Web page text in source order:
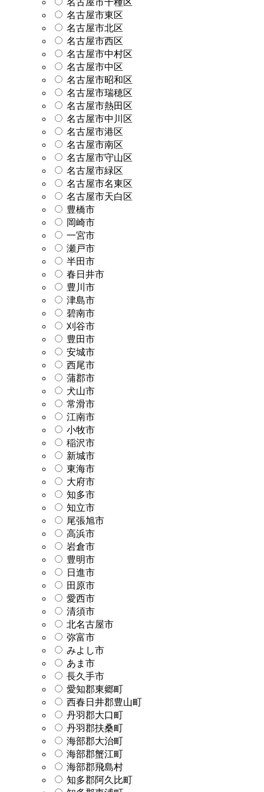
名古屋市東区
名古屋市北区
名古屋市西区
名古屋市中村区
名古屋市中区
名古屋市昭和区
名古屋市瑞穂区
名古屋市熱田区
名古屋市中川区
名古屋市港区
名古屋市南区
名古屋市守山区
名古屋市緑区
名古屋市名東区
名古屋市天白区
豊橋市
岡崎市
一宮市
瀬戸市
半田市
春日井市
豊川市
津島市
碧南市
刈谷市
豊田市
安城市
西尾市
蒲郡市
犬山市
常滑市
江南市
小牧市
稲沢市
新城市
東海市
大府市
知多市
知立市
尾張旭市
高浜市
岩倉市
豊明市
日進市
田原市
愛西市
清須市
北名古屋市
弥富市
みよし市
あま市
長久手市
愛知郡東郷町
西春日井郡豊山町
丹羽郡大口町
丹羽郡扶桑町
海部郡大治町
海部郡蟹江町
海部郡飛島村
知多郡阿久比町